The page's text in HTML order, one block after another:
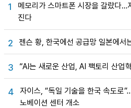
1
메모리가 스마트폰 시장을 갈랐다…
진다
2 젠슨 황, 한국에선 공급망 일본에서
3 “AI는 새로운 산업, AI 팩토리 산업
4
자이스, “독일 기술을 한국 속도로
노베이션 센터 개소